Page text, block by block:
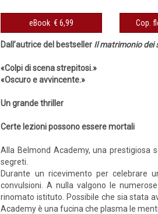
eBook € 6,99
Dall’autrice del bestseller Il matrimonio dei
«Colpi di scena strepitosi.»
«Oscuro e avvincente.»
Un grande thriller
Certe lezioni possono essere mortali
Alla Belmond Academy, una prestigiosa
segreti.
Durante un ricevimento per celebrare
convulsioni. A nulla valgono le
rinomato istituto. Possibile che sia stata
Academy è una fucina che plasma le